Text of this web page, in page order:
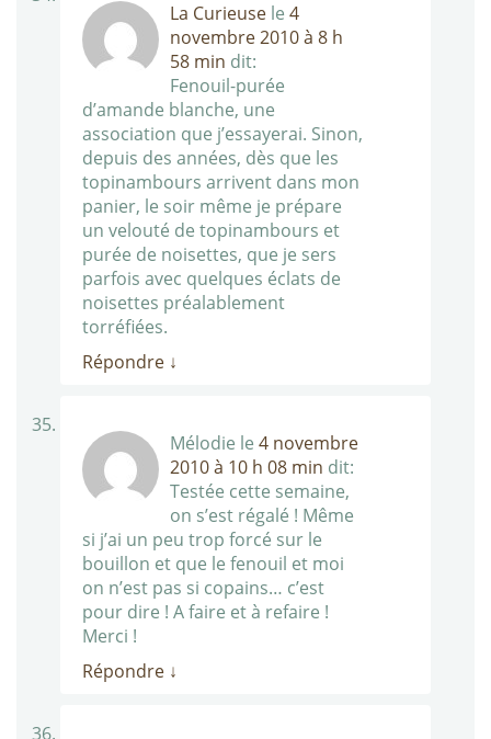
La Curieuse le 4
novembre 2010 à 8 h
58 min dit:
Fenouil-purée
d’amande blanche, une
association que j’essayerai. Sinon,
depuis des années, dès que les
topinambours arrivent dans mon
panier, le soir même je prépare
un velouté de topinambours et
purée de noisettes, que je sers
parfois avec quelques éclats de
noisettes préalablement
torréfiées.
Répondre ↓
Mélodie le 4 novembre
2010 à 10 h 08 min dit:
Testée cette semaine,
on s’est régalé ! Même
si j’ai un peu trop forcé sur le
bouillon et que le fenouil et moi
on n’est pas si copains… c’est
pour dire ! A faire et à refaire !
Merci !
Répondre ↓